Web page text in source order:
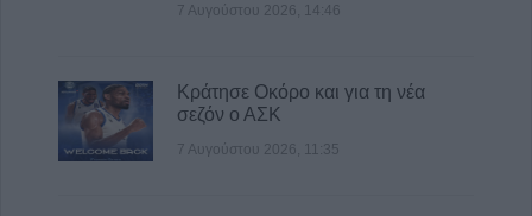
7 Αυγούστου 2026, 14:46
Κράτησε Οκόρο και για τη νέα
σεζόν ο ΑΣΚ
7 Αυγούστου 2026, 11:35